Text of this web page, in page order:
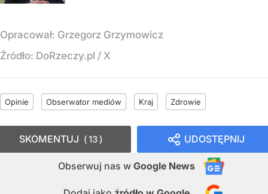
Opracował: Grzegorz Grzymowicz
Źródło: DoRzeczy.pl / X
Opinie Obserwator mediów Kraj Zdrowie
UDOSTĘPNIJ
Obserwuj nas w Google News
SKOMENTUJ 13